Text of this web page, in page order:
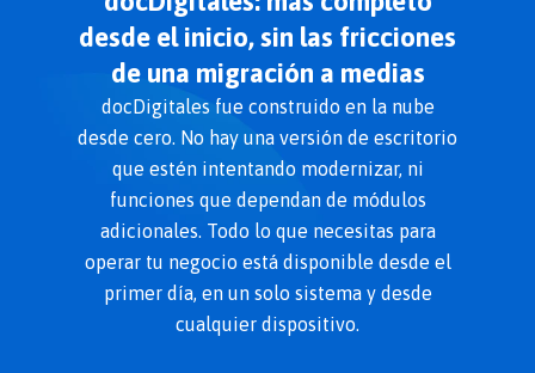
desde el inicio, sin las fricciones
de una migración a medias
docDigitales fue construido en la nube
desde cero. No hay una versión de escritorio
que estén intentando modernizar, ni
funciones que dependan de módulos
adicionales. Todo lo que necesitas para
operar tu negocio está disponible desde el
primer día, en un solo sistema y desde
cualquier dispositivo.